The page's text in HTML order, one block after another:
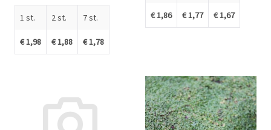
1 st.
€ 1,98
2 st.
€ 1,88
7 st.
€ 1,78
€ 1,86 € 1,77 € 1,67